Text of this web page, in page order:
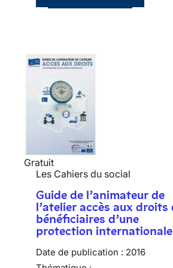
Gratuit
Les Cahiers du social
Guide de l’animateur de
l’atelier accès aux droits
bénéficiaires d’une
protection internationale
Date de publication : 2016